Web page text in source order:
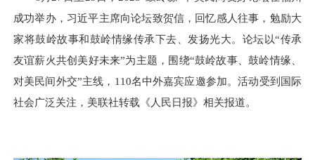
成功举办，习近平主席向论坛致贺信，回忆感人往事，勉励大
家将鼓岭故事和鼓岭情缘传承下去、发扬光大。论坛以“传承
友谊薪火共创美好未来”为主题，围绕“鼓岭故事、鼓岭情缘、
对美民间外交”主线，110名中外嘉宾应邀参加。活动受到国际
社会广泛关注，美联社转载《人民日报》相关报道。